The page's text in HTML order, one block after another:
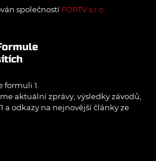
společností FORTV s.r.o.
formuli 1.
aktuální zprávy, výsledky závodů,
a odkazy na nejnovější články ze